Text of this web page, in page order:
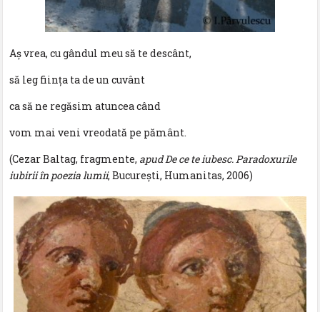
Aş vrea, cu gândul meu să te descânt,
să leg fiinţa ta de un cuvânt
ca să ne regăsim atuncea când
vom mai veni vreodată pe pământ.
(Cezar Baltag, fragmente, apudDe ce te iubesc. Paradoxurile
iubirii în poezia lumii, Bucureşti, Humanitas, 2006)